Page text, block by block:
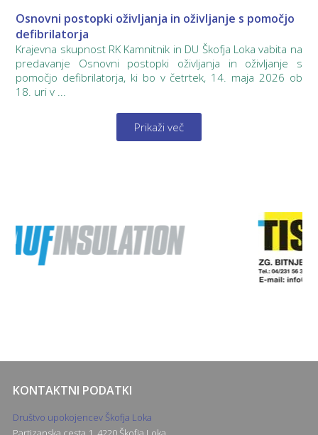
Osnovni postopki oživljanja in oživljanje s pomočjo
defibrilatorja
Krajevna skupnost RK Kamnitnik in DU Škofja Loka vabita na
predavanje Osnovni postopki oživljanja in oživljanje s
pomočjo defibrilatorja, ki bo v četrtek, 14. maja 2026 ob
18. uri v ...
Prikaži več
KONTAKTNI PODATKI
Društvo upokojencev Škofja Loka